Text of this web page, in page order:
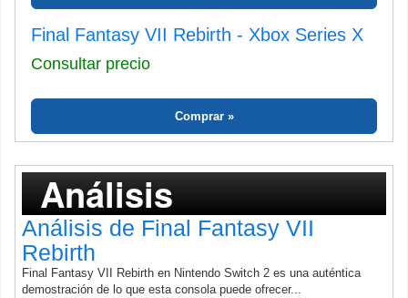
Final Fantasy VII Rebirth - Xbox Series X
Consultar precio
Comprar
Análisis
Análisis de Final Fantasy VII
Rebirth
Final Fantasy VII Rebirth en Nintendo Switch 2 es una auténtica
demostración de lo que esta consola puede ofrecer...